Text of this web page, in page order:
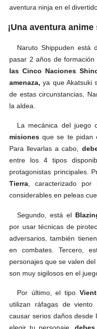
aventura ninja en el
¡Una aventura
Naruto Shippuden está
pasar 2 años de
las Cinco Naciones
amenaza,ya que Akatsuki
de estas circunstancias,
la aldea.
La mecánica del juego
misiones que se te pidan
Para llevarlas a cabo,
entre los 4 tipos
protagonistas principales.
Tierra, caracterizado por
considerables en peleas
Segundo, está el
por usar técnicas de
adversarios, también
en combates. Tercero,
personajes que se valen
son muy sigilosos en el
Por último, el tipo
utilizan ráfagas de
causar serios daños desde